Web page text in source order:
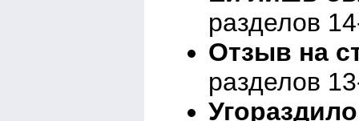
разделов
Отзыв на
разделов